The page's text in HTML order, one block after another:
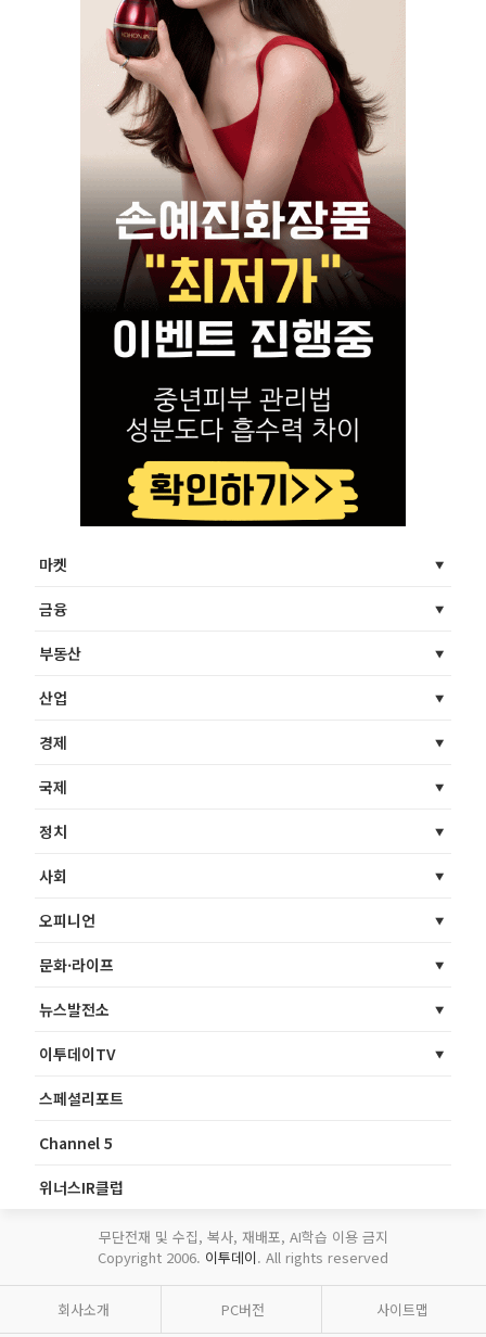
마켓
금융
부동산
산업
경제
국제
정치
사회
오피니언
문화·라이프
뉴스발전소
이투데이TV
스페셜리포트
Channel 5
위너스IR클럽
무단전재 및 수집, 복사, 재배포, AI학습 이용 금지
Copyright 2006. 이투데이. All rights reserved
회사소개 PC버전 사이트맵